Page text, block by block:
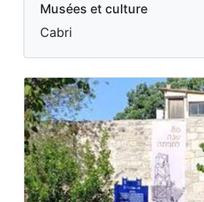
Musées et culture
Cabri